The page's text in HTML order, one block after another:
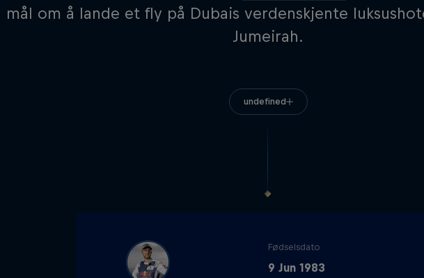
mål om å lande et fly på Dubais verdenskjente
Jumeirah.
undefined
Fødselsdato
9 Jun 1983